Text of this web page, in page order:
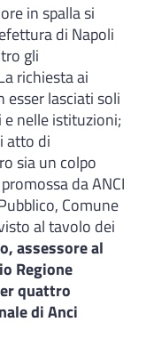
in spalla si
di Napoli
gli
richiesta ai
esser lasciati soli
nelle istituzioni;
atto di
sia un colpo
da ANCI
Comune
al tavolo dei
assessore al
Regione
quattro
di Anci